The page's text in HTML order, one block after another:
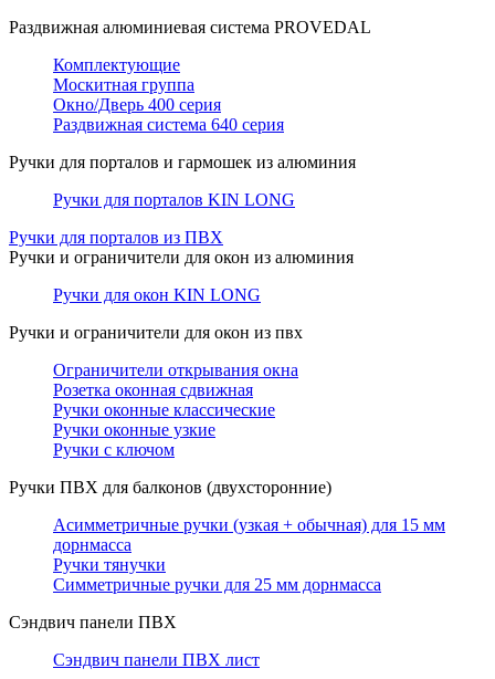
Раздвижная алюминиевая система PROVEDAL
Комплектующие
Москитная группа
Окно/Дверь 400 серия
Раздвижная система 640 серия
Ручки для порталов и гармошек из алюминия
Ручки для порталов KIN LONG
Ручки для порталов из ПВХ
Ручки и ограничители для окон из алюминия
Ручки для окон KIN LONG
Ручки и ограничители для окон из пвх
Ограничители открывания окна
Розетка оконная сдвижная
Ручки оконные классические
Ручки оконные узкие
Ручки с ключом
Ручки ПВХ для балконов (двухсторонние)
Асимметричные ручки (узкая + обычная) для 15 мм
дорнмасса
Ручки тянучки
Симметричные ручки для 25 мм дорнмасса
Сэндвич панели ПВХ
Сэндвич панели ПВХ лист